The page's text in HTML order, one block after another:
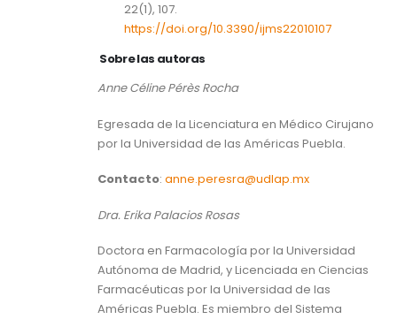
22(1), 107.
https://doi.org/10.3390/ijms22010107
Sobre las autoras
Anne Céline Pérès Rocha
Egresada de la Licenciatura en Médico Cirujano
por la Universidad de las Américas Puebla.
Contacto: anne.peresra@udlap.mx
Dra. Erika Palacios Rosas
Doctora en Farmacología por la Universidad
Autónoma de Madrid, y Licenciada en Ciencias
Farmacéuticas por la Universidad de las
Américas Puebla. Es miembro del Sistema